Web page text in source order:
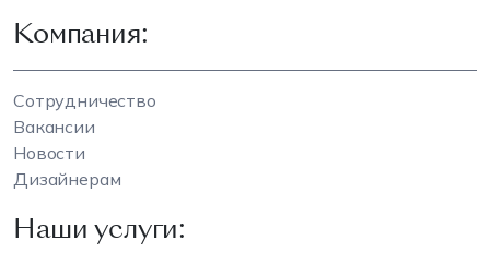
Компания:
Сотрудничество
Вакансии
Новости
Дизайнерам
Наши услуги: